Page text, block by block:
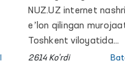
koloniyasiga
monitoring
amalga oshirildi
NUZ.UZ internet
eʼlon qilingan
Toshkent viloyatida
joylashgan 46-son
2614 Ko'rdi